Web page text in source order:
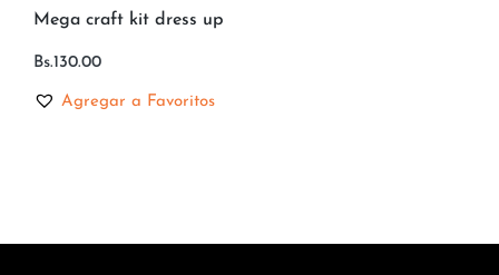
Mega craft kit dress up
Bs.130.00
Agregar a Favoritos